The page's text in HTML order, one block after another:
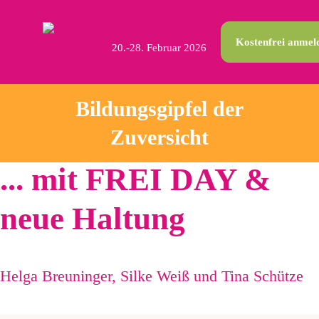
20.-28. Februar 2026 Kostenfrei
Bildungsgipfel der
Zuversicht
... mit FREI DAY &
neue Haltung
Helga Breuninger, Silke Weiß und Tina Schütze